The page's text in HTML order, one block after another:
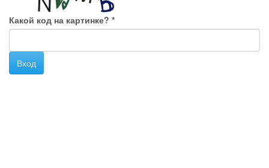
Какой код на картинке? *
Вход